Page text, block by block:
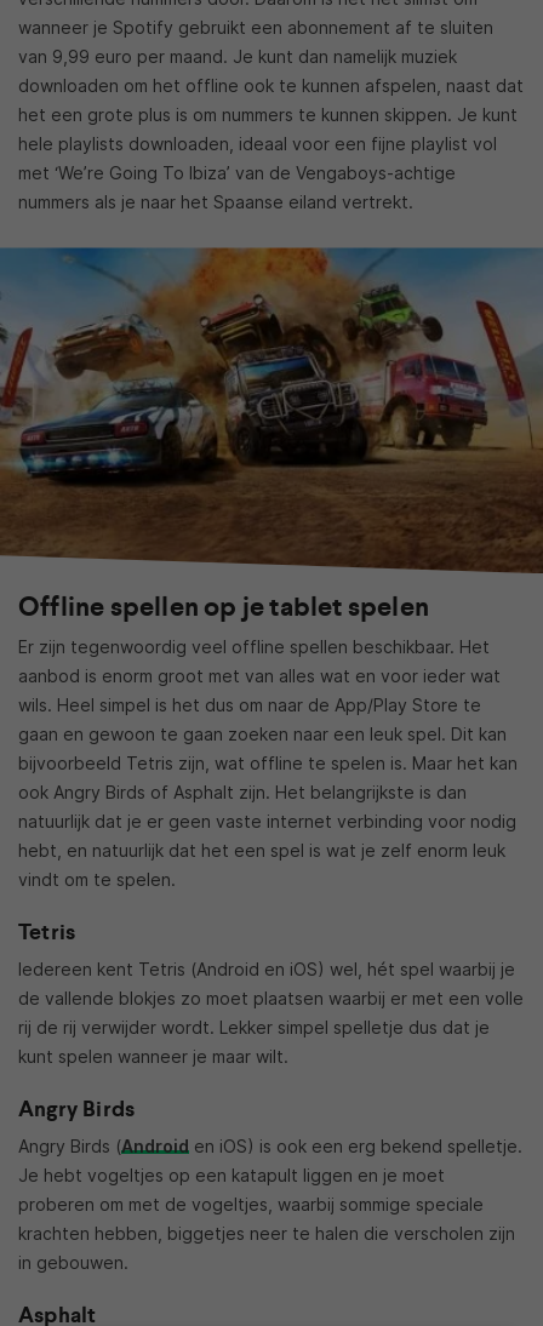
wanneer je Spotify gebruikt een abonnement af te sluiten
van 9,99 euro per maand. Je kunt dan namelijk muziek
downloaden om het offline ook te kunnen afspelen, naast dat
het een grote plus is om nummers te kunnen skippen. Je kunt
hele playlists downloaden, ideaal voor een fijne playlist vol
met ‘We’re Going To Ibiza’ van de Vengaboys-achtige
nummers als je naar het Spaanse eiland vertrekt.
Offline spellen op je tablet spelen
Er zijn tegenwoordig veel offline spellen beschikbaar. Het
aanbod is enorm groot met van alles wat en voor ieder wat
wils. Heel simpel is het dus om naar de App/Play Store te
gaan en gewoon te gaan zoeken naar een leuk spel. Dit kan
bijvoorbeeld Tetris zijn, wat offline te spelen is. Maar het kan
ook Angry Birds of Asphalt zijn. Het belangrijkste is dan
natuurlijk dat je er geen vaste internet verbinding voor nodig
hebt, en natuurlijk dat het een spel is wat je zelf enorm leuk
vindt om te spelen.
Tetris
Iedereen kent Tetris (Android en iOS) wel, hét spel waarbij je
de vallende blokjes zo moet plaatsen waarbij er met een volle
rij de rij verwijder wordt. Lekker simpel spelletje dus dat je
kunt spelen wanneer je maar wilt.
Angry Birds
Angry Birds (Android en iOS) is ook een erg bekend spelletje.
Je hebt vogeltjes op een katapult liggen en je moet
proberen om met de vogeltjes, waarbij sommige speciale
krachten hebben, biggetjes neer te halen die verscholen zijn
in gebouwen.
Asphalt